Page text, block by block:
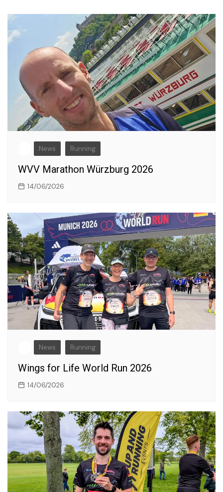
News Running
WVV Marathon Würzburg 2026
14/06/2026
News Running
Wings for Life World Run 2026
14/06/2026